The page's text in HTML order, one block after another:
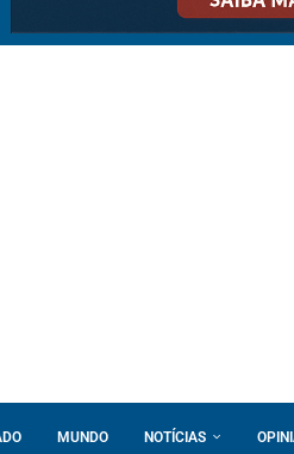
MUNDO NOTÍCIAS